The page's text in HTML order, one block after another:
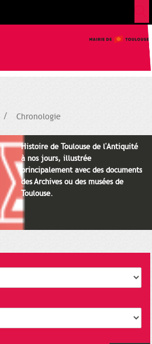
Chronologie
Histoire de Toulouse de l'Antiquité
à nos jours, illustrée
principalement avec des documents
des Archives ou des musées de
Toulouse.
sur les cookies